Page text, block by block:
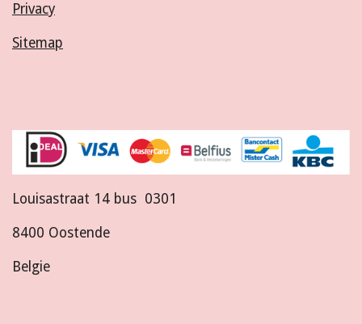
Privacy
Sitemap
Louisastraat 14 bus 0301
8400 Oostende
Belgie